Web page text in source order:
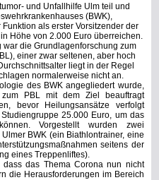
und Unfallhilfe Ulm teil und
(BWK),
als erster Vorsitzender der
Höhe von 2.000 Euro überreichen.
die Grundlagenforschung zum
einer zwar seltenen, aber hoch
liegt in der Regel
normalerweise nicht an.
des BWK angegliedert wurde,
PBL mit dem Ziel beauftragt
bevor Heilungsansätze verfolgt
25.000 Euro, um das
Vorgestellt wurden zwei
BWK (ein Biathlontrainer, eine
seitens der
eines Treppenliftes).
dass das Thema Corona nun nicht
die Herausforderungen im Bereich